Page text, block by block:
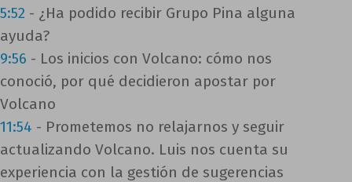
5:52
ayuda?
9:56
conoció, por qué decidieron apostar por
Volcano
11:54
actualizando Volcano. Luis nos cuenta su
experiencia con la gestión de sugerencias